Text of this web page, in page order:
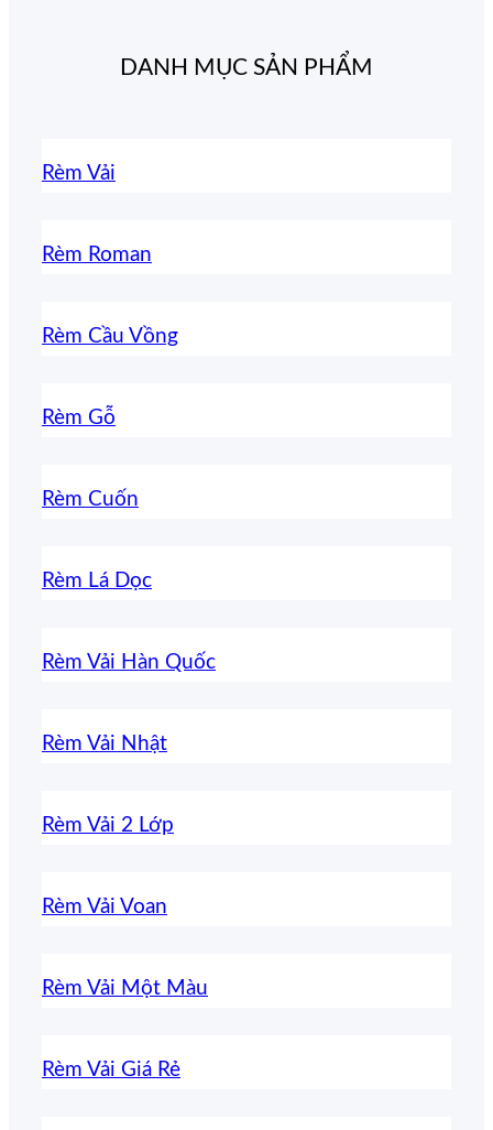
DANH MỤC SẢN PHẨM
Rèm Vải
Rèm Roman
Rèm Cầu Vồng
Rèm Gỗ
Rèm Cuốn
Rèm Lá Dọc
Rèm Vải Hàn Quốc
Rèm Vải Nhật
Rèm Vải 2 Lớp
Rèm Vải Voan
Rèm Vải Một Màu
Rèm Vải Giá Rẻ